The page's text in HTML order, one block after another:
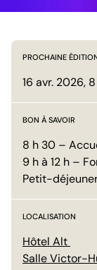
PROCHAINE
16 avr. 2026,
BON À SAVOIR
8 h 30 –
9 h à 12 h –
Petit-
LOCALISATION
Hôtel Alt
Salle Victor-